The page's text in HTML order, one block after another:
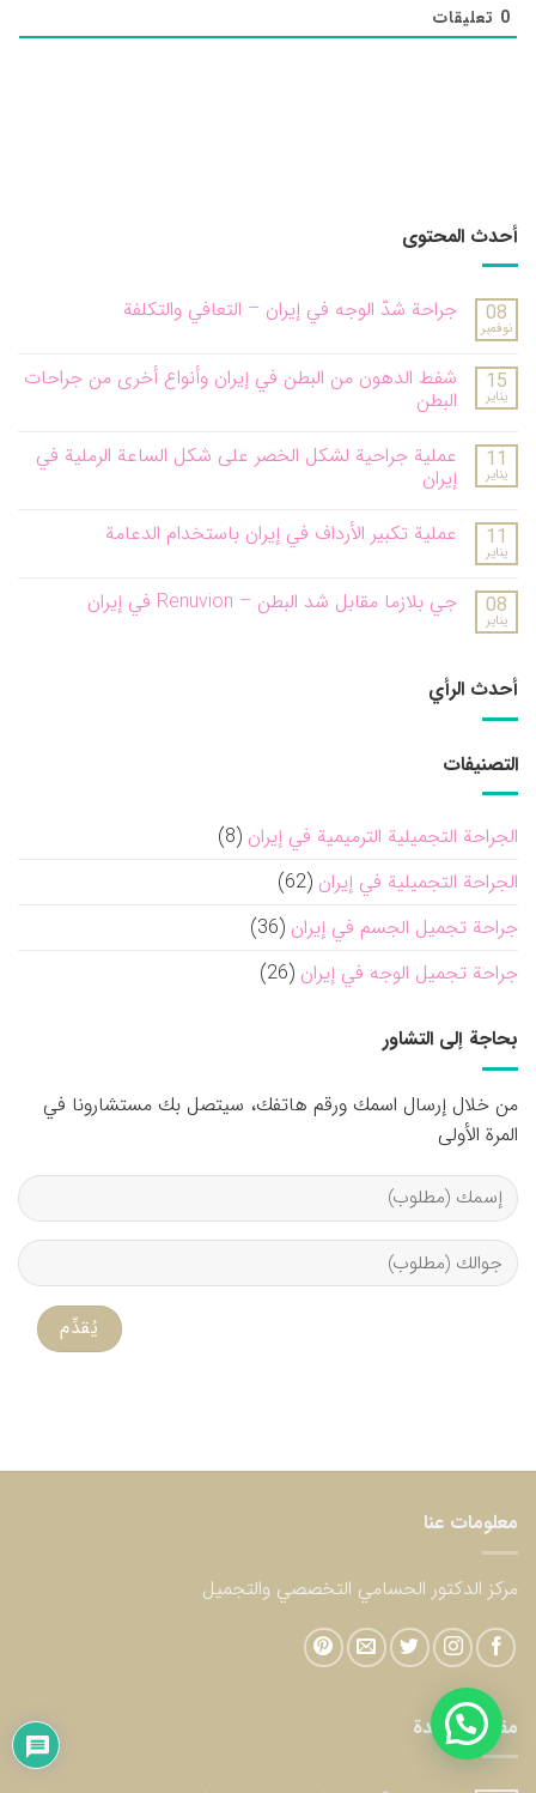
0 تعليقات
أحدث المحتوى
08
نوفمبر
جراحة شدّ الوجه في إيران – التعافي والتكلفة
15
يناير
شفط الدهون من البطن في إيران وأنواع أخرى من جراحات
البطن
11
يناير
عملية جراحية لشكل الخصر على شكل الساعة الرملية في
إيران
11
يناير
عملية تكبير الأرداف في إيران باستخدام الدعامة
08
يناير
جي بلازما مقابل شد البطن – Renuvion في إيران
أحدث الرأي
التصنيفات
الجراحة التجميلية الترميمية في إيران (8)
الجراحة التجميلية في إيران (62)
جراحة تجميل الجسم في إيران (36)
جراحة تجميل الوجه في إيران (26)
بحاجة إلى التشاور
من خلال إرسال اسمك ورقم هاتفك، سيتصل بك مستشارونا في
المرة الأولى
معلومات عنا
مركز الدكتور الحسامي التخصصي والتجميل
مقالات مفيدة